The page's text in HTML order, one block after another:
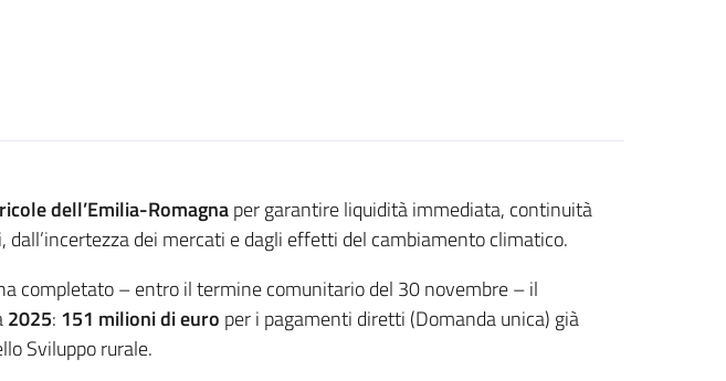
dell’Emilia-Romagnaper garantire liquidità immediata, continuità
dei mercati e dagli effetti del cambiamento climatico.
completato – entro il termine comunitario del 30 novembre – il
2025: 151 milionidi euro per i pagamenti diretti (Domanda unica) già
Sviluppo rurale.